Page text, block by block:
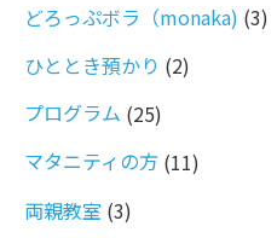
どろっぷボラ（monaka) (3)
ひととき預かり (2)
プログラム (25)
マタニティの方 (11)
両親教室 (3)